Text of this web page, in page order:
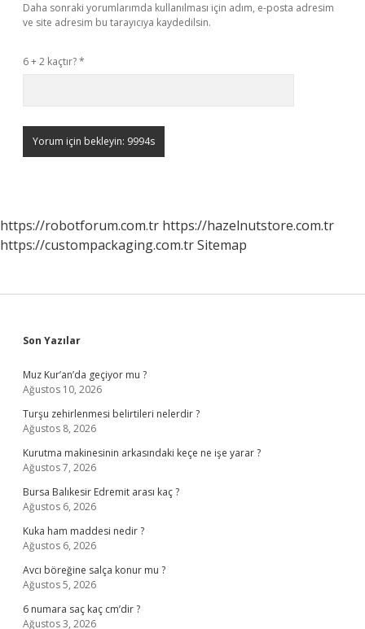
Daha sonraki yorumlarımda kullanılması için adım, e-posta adresim
ve site adresim bu tarayıcıya kaydedilsin.
6 + 2 kaçtır?*
https://robotforum.com.tr https://hazelnutstore.com.tr
https://custompackaging.com.trSitemap
Sidebar
Son Yazılar
Muz Kur’an’da geçiyor mu ?
Ağustos 10, 2026
Turşu zehirlenmesi belirtileri nelerdir ?
Ağustos 8, 2026
Kurutma makinesinin arkasındaki keçe ne işe yarar ?
Ağustos 7, 2026
Bursa Balıkesir Edremit arası kaç ?
Ağustos 6, 2026
Kuka ham maddesi nedir ?
Ağustos 6, 2026
Avcı böreğine salça konur mu ?
Ağustos 5, 2026
6 numara saç kaç cm’dir ?
Ağustos 3, 2026